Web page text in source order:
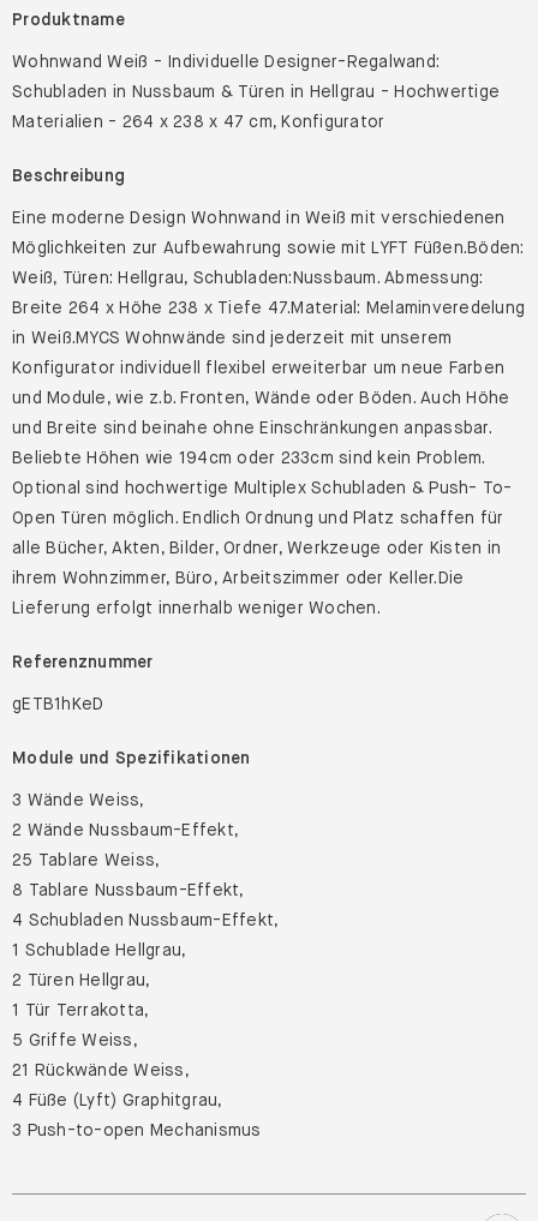
Produktname
Wohnwand Weiß - Individuelle Designer-Regalwand:
Schubladen in Nussbaum & Türen in Hellgrau - Hochwertige
Materialien - 264 x 238 x 47 cm, Konfigurator
Beschreibung
Eine moderne Design Wohnwand in Weiß mit verschiedenen
Möglichkeiten zur Aufbewahrung sowie mit LYFT Füßen.Böden:
Weiß, Türen: Hellgrau, Schubladen:Nussbaum. Abmessung:
Breite 264 x Höhe 238 x Tiefe 47.Material: Melaminveredelung
in Weiß.MYCS Wohnwände sind jederzeit mit unserem
Konfigurator individuell flexibel erweiterbar um neue Farben
und Module, wie z.b. Fronten, Wände oder Böden. Auch Höhe
und Breite sind beinahe ohne Einschränkungen anpassbar.
Beliebte Höhen wie 194cm oder 233cm sind kein Problem.
Optional sind hochwertige Multiplex Schubladen & Push- To-
Open Türen möglich. Endlich Ordnung und Platz schaffen für
alle Bücher, Akten, Bilder, Ordner, Werkzeuge oder Kisten in
ihrem Wohnzimmer, Büro, Arbeitszimmer oder Keller.Die
Lieferung erfolgt innerhalb weniger Wochen.
Referenznummer
gETB1hKeD
Module und Spezifikationen
3 Wände Weiss,
2 Wände Nussbaum-Effekt,
25 Tablare Weiss,
8 Tablare Nussbaum-Effekt,
4 Schubladen Nussbaum-Effekt,
1 Schublade Hellgrau,
2 Türen Hellgrau,
1 Tür Terrakotta,
5 Griffe Weiss,
21 Rückwände Weiss,
4 Füße (Lyft) Graphitgrau,
3 Push-to-open Mechanismus